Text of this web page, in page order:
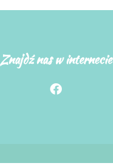
Znajdź nas w internecie